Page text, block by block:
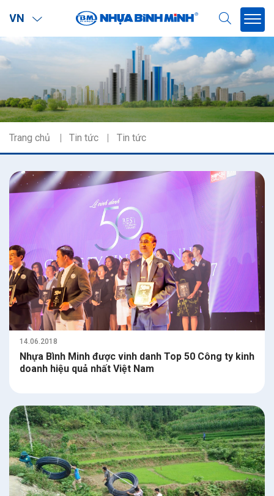
VN
Trang chủ Tin tức Tin tức
14.06.2018
Nhựa Bình Minh được vinh danh Top 50 Công ty kinh
doanh hiệu quả nhất Việt Nam